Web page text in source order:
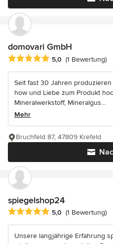
domovari GmbH
Durchschnittliche Bewertung:
5,0 (1 Bewertung)
Seit fast 30 Jahren
how und Liebe zum Produkt
Mineralwerkstoff, Mineralgus...
Mehr
Bruchfeld 87, 47809 Krefeld
spiegelshop24
Durchschnittliche Bewertung:
5,0 (1 Bewertung)
Unsere langjährige Erfahrung